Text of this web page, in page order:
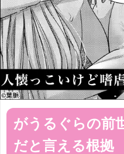
がうるぐらの前
だと言える根拠